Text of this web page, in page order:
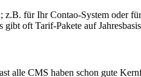
für Ihr Contao-System oder
oft Tarif-Pakete auf
alle CMS haben schon gute